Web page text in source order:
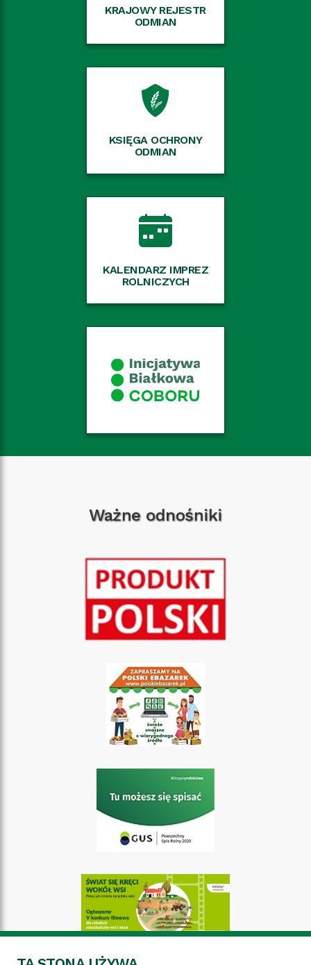
KRAJOWY REJESTR
ODMIAN
KSIĘGA OCHRONY
ODMIAN
KALENDARZ IMPREZ
ROLNICZYCH
Ważne odnośniki